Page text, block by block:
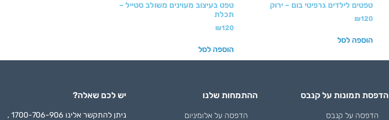
טפטים לילדים גרפיטי בום – ירוק
₪120
הוספה לסל
טפט בעיצוב מעוינים משולב סטייל –
תכלת
₪120
הוספה לסל
הדפסת תמונות על קנבס
הדפסה על קנבס
ההתמחות שלנו
הדפסה על אלומיניום
יש לכם שאלה?
ניתן להתקשר אלינו 1700-706-906 ,